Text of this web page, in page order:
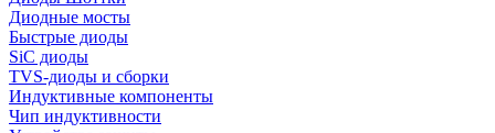
Диодные мосты
Быстрые диоды
SiC диоды
TVS-диоды и сборки
Индуктивные компоненты
Чип индуктивности